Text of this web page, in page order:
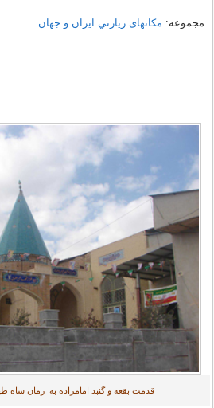
مجموعه: مکانهای زيارتي ايران و جهان
قدمت بقعه و گنبد امامزاده به زمان